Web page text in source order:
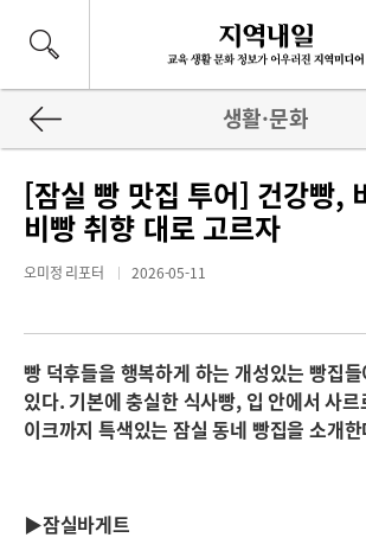
생활·문화
[잠실 빵 맛집 투어] 건강빵,
비빵 취향 대로 고르자
오미정 리포터 2026-05-11
빵 덕후들을 행복하게 하는 개성있는 빵집
있다. 기본에 충실한 식사빵, 입 안에서 사
이크까지 특색있는 잠실 동네 빵집을 소개
▶잠실바게트